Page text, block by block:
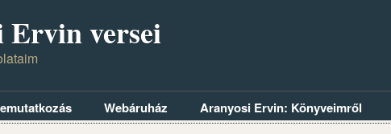
Ervin versei
Webáruház Aranyosi Ervin: Könyveimről